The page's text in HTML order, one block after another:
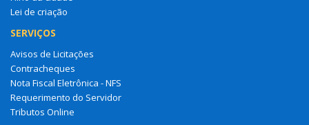
Lei de criação
SERVIÇOS
Avisos de Licitações
Contracheques
Nota Fiscal Eletrônica - NFS
Requerimento do Servidor
Tributos Online